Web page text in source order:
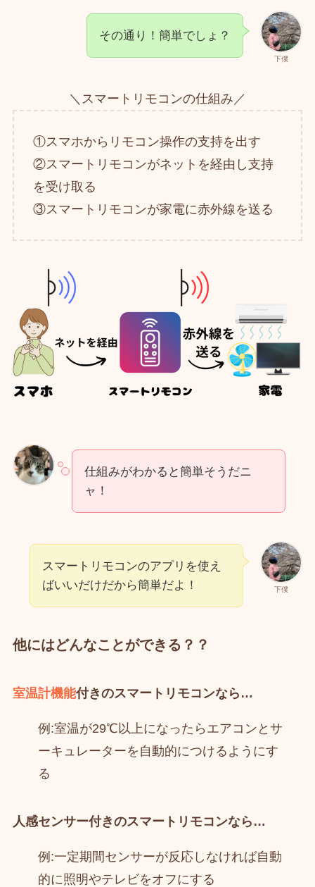
下僕
その通り！簡単でしょ？
＼スマートリモコンの仕組み／
①スマホからリモコン操作の支持を出す
②スマートリモコンがネットを経由し支持
を受け取る
③スマートリモコンが家電に赤外線を送る
仕組みがわかると簡単そうだニ
ャ！
下僕
スマートリモコンのアプリを使え
ばいいだけだから簡単だよ！
他にはどんなことができる？？
室温計機能付きのスマートリモコンなら…
例:室温が29℃以上になったらエアコンとサ
ーキュレーターを自動的につけるようにす
る
人感センサー付きのスマートリモコンなら…
例:一定期間センサーが反応しなければ自動
的に照明やテレビをオフにする